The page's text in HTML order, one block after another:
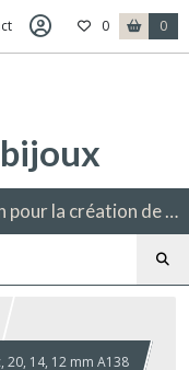
0 0
Fournitures et supports de cabochon pour la création de bijoux fantaisie.
14, 12 mm A138